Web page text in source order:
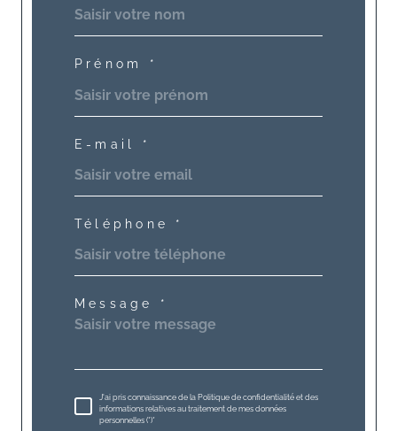
Prénom *
E-mail *
Téléphone *
Message *
J'ai pris connaissance de la Politique de confidentialité et des
informations relatives au traitement de mes données
personnelles (*)*